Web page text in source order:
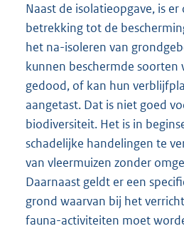
Naast de isolatieopgave, is
betrekking tot de
het na-isoleren van
kunnen beschermde
gedood, of kan hun
aangetast. Dat is niet goed
biodiversiteit. Het is in
schadelijke handelingen te
van vleermuizen zonder
Daarnaast geldt er een
grond waarvan bij het
fauna-activiteiten moet